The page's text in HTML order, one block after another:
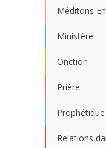
Méditons
Ministère
Onction
Prière
Prophétique
Relations